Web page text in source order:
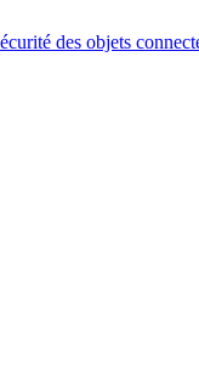
des objets